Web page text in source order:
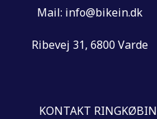
Mail: info@bikein.dk
Ribevej 31, 6800 Varde
KONTAKT